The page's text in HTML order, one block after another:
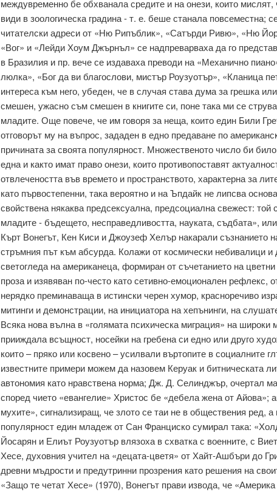
между­временно бе обхванала средите и на онези, които
види в зоологическа градина - т. е. беше станала
читателски адреси от «Ню Рипъблик», «Сатърди Ривю», «Ню
«Вог» и «Лейди Хоум Джърнъл» се надпреварваха да го
в Бра­зилия и пр. вече се издаваха преводи на «Механично
люлка», «Бог да ви благослови, мистър Роузуотър», «Кланица
интереса към него, убе­ден, че в случая става дума за грешка
смешен, ужасно съм смешен в книгите си, поне така ми се
младите. Още повече, че им го­воря за неща, които един Били
отговорът му на въпрос, зададен в едно предаване по
причината за своята популярност. Множестве­ното число би
една и както имат право онези, които противо­поставят
отвлечеността във времето и пространството, характерна за
като първостепенни, така вероятно и на Ъпдайк не липсва
свойствена някаква предсексуална, предсоциална свежест:
младите - бъдещето, несправедливостта, науката, съдбата»,
Кърт Вонегът, Кен Киси и Джоузеф Хелър накарали съзнанието
стръмния път към абсурда. Колажи от космически небивалици
светогледа на амери­канеца, формиран от съчетанието на
проза и изявяван по-често като сетивно-емоционален рефлекс,
нерядко преминаваща в истински черен хумор, красноречиво
митинги и демонстрации, на инициатора на хепънинги, на
Всяка нова вълна в «голя­мата психическа миграция» на
прииждала всъщност, носейки на гребена си едно или друго
които – пряко или косвено – усил­вали въртопите в социалните
известните примери можем да назовем Керуак и битническата
автономия като нравствена норма; Дж. Д. Селинджър, очертал
според чието «евангелие» Христос бе «дебела жена от Айова»;
му­хите», сигнализиращ, че злото се таи не в обществения ред,
популяр­ност един младеж от Сан Франциско сумирал така:
Йосарян и Елиът Роузуотър влязоха в схватка с военните, с
Хесе, духовния учи­тел на «децата-цветя» от Хайт-Ашбъри до
древни мъдрости и предутринни прозрения като решения на
«Защо те четат Хесе» (1970), Вонегът прави извода, че